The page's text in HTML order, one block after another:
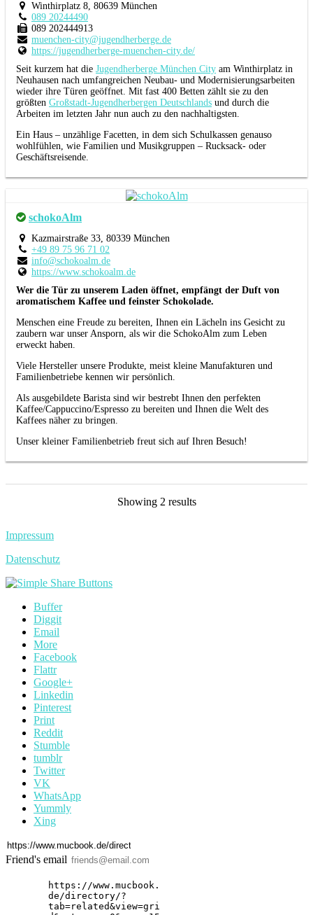
Winthirplatz 8, 80639 München
089 20244490
089 202444913
muenchen-city@jugendherberge.de
https://jugendherberge-muenchen-city.de/
Seit kurzem hat die Jugendherberge München City am Winthirplatz in
Neuhausen nach umfangreichen Neubau- und Modernisierungsarbeiten
wieder ihre Türen geöffnet. Mit fast 400 Betten zählt sie zu den
größten Großstadt-Jugendherbergen Deutschlands und durch die
Arbeiten im letzten Jahr nun auch zu den nachhaltigsten.
Ein Haus – unzählige Facetten, in dem sich Schulkassen genauso
wohlfühlen, wie Familien und Musikgruppen – Rucksack- oder
Geschäftsreisende.
schokoAlm
Kazmairstraße 33, 80339 München
+49 89 75 96 71 02
info@schokoalm.de
https://www.schokoalm.de
Wer die Tür zu unserem Laden öffnet, empfängt der Duft von
aromatischem Kaffee und feinster Schokolade.
Menschen eine Freude zu bereiten, Ihnen ein Lächeln ins Gesicht zu
zaubern war unser Ansporn, als wir die SchokoAlm zum Leben
erweckt haben.
Viele Hersteller unsere Produkte, meist kleine Manufakturen und
Familienbetriebe kennen wir persönlich.
Als ausgebildete Barista sind wir bestrebt Ihnen den perfekten
Kaffee/Cappuccino/Espresso zu bereiten und Ihnen die Welt des
Kaffees näher zu bringen.
Unser kleiner Familienbetrieb freut sich auf Ihren Besuch!
Showing 2 results
Impressum
Datenschutz
Buffer
Diggit
Email
More
Facebook
Flattr
Google+
Linkedin
Pinterest
Print
Reddit
Stumble
tumblr
Twitter
VK
WhatsApp
Yummly
Xing
Friend's email